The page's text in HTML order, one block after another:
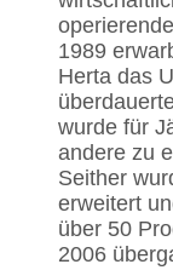
1989
Herta das
wurde für
andere zu
Seither
erweitert
über 50
2006